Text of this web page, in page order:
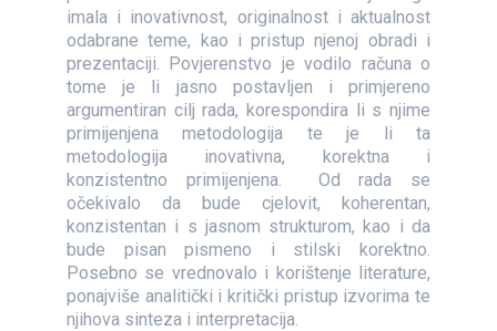
imala i inovativnost, originalnost i aktualnost
odabrane teme, kao i pristup njenoj obradi i
prezentaciji. Povjerenstvo je vodilo računa o
tome je li jasno postavljen i primjereno
argumentiran cilj rada, korespondira li s njime
primijenjena metodologija te je li ta
metodologija inovativna, korektna i
konzistentno primijenjena. Od rada se
očekivalo da bude cjelovit, koherentan,
konzistentan i s jasnom strukturom, kao i da
bude pisan pismeno i stilski korektno.
Posebno se vrednovalo i korištenje literature,
ponajviše analitički i kritički pristup izvorima te
njihova sinteza i interpretacija.